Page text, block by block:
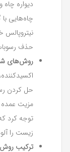
دیواره
چاه‌هایی
نیتروپالس
حذف
روش‌های
حل کردن
مزیت عمده
توجه کرد
زیست را
ترکیب